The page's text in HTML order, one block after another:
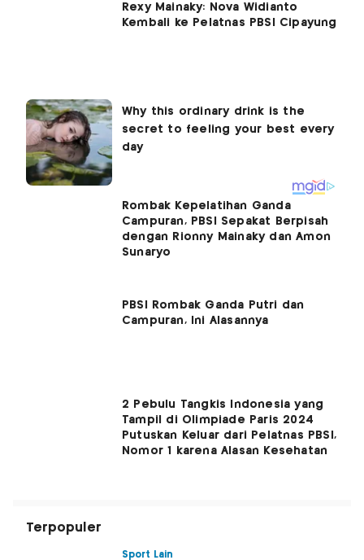
Rexy Mainaky: Nova Widianto
Kembali ke Pelatnas PBSI Cipayung
Rombak Kepelatihan Ganda
Campuran, PBSI Sepakat Berpisah
dengan Rionny Mainaky dan Amon
Sunaryo
PBSI Rombak Ganda Putri dan
Campuran, Ini Alasannya
2 Pebulu Tangkis Indonesia yang
Tampil di Olimpiade Paris 2024
Putuskan Keluar dari Pelatnas PBSI,
Nomor 1 karena Alasan Kesehatan
Terpopuler
Sport Lain